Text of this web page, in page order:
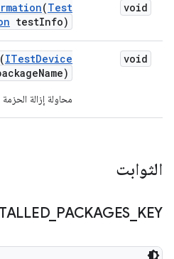
void
(Test
testInfo)
void
(ITestDevice
Name)
محاولة إزالة
الثوابت
_ PACKAGES KEY